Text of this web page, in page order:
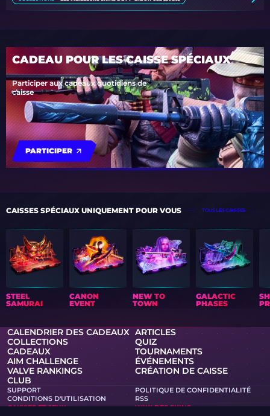
CADEAU POUR LES CAISSE SPÉCIAUX
Participer aux cadeaux quotidiens de
caisse
PARTICIPER
CAISSES SPÉCIAUX UNIQUEMENT POUR VOUS TOUS LES CAISSES
STEEL
SAMURAI
CANON
EVENT
NEW TO
TOWN
GALACTIC
PHASES
CALENDRIER DES CADEAUX ARTICLES
COLLECTIONS
QUIZ
CADEAUX
TOURNAMENTS
AIM CHALLENGE
ÉVÉNEMENTS
VALVE RANKINGS
CRÉATION DE CAISSE
CLUB
SUPPORT
POLITIQUE DE CONFIDENTIALITÉ
CONDITIONS D'UTILISATION
RSS
CAISSES ET JEUX
WIKI DES SKINS